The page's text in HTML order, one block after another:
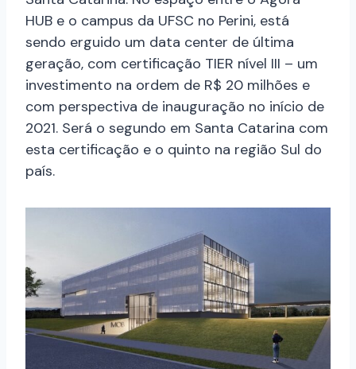
HUB e o campus da UFSC no Perini, está
sendo erguido um data center de última
geração, com certificação TIER nível III – um
investimento na ordem de R$ 20 milhões e
com perspectiva de inauguração no início de
2021. Será o segundo em Santa Catarina com
esta certificação e o quinto na região Sul do
país.